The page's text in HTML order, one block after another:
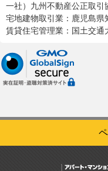
一社）九州不動産公正取引
宅地建物取引業：鹿児島
賃貸住宅管理業：国土交通